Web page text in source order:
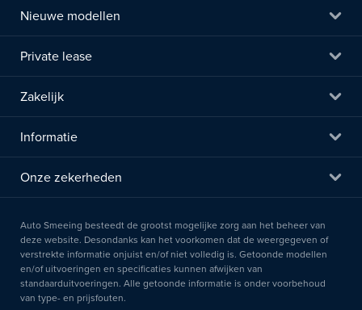
Nieuwe modellen
Private lease
Zakelijk
Informatie
Onze zekerheden
Auto Smeeing besteedt de grootst mogelijke zorg aan het beheer van
deze website. Desondanks kan het voorkomen dat de weergegeven of
verstrekte informatie onjuist en/of niet volledig is. Getoonde modellen
en/of uitvoeringen en specificaties kunnen afwijken van
standaarduitvoeringen. Alle getoonde informatie is onder voorbehoud
van type- en prijsfouten.